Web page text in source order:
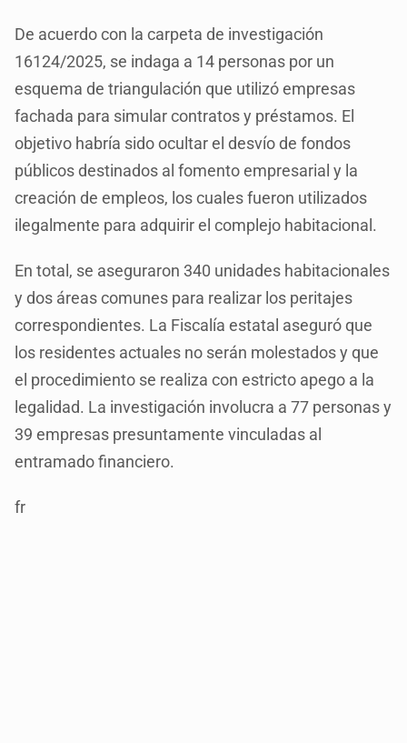
De acuerdo con la carpeta de investigación
16124/2025, se indaga a 14 personas por un
esquema de triangulación que utilizó empresas
fachada para simular contratos y préstamos. El
objetivo habría sido ocultar el desvío de fondos
públicos destinados al fomento empresarial y la
creación de empleos, los cuales fueron utilizados
ilegalmente para adquirir el complejo habitacional.
En total, se aseguraron 340 unidades habitacionales
y dos áreas comunes para realizar los peritajes
correspondientes. La Fiscalía estatal aseguró que
los residentes actuales no serán molestados y que
el procedimiento se realiza con estricto apego a la
legalidad. La investigación involucra a 77 personas y
39 empresas presuntamente vinculadas al
entramado financiero.
fr